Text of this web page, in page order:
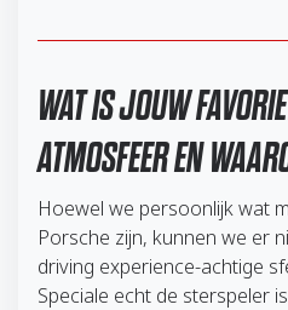
WAT IS JOUW
ATMOSFEER EN
Hoewel we persoonlijk wat
Porsche zijn, kunnen we er
driving experience-achtige
Speciale echt de sterspeler